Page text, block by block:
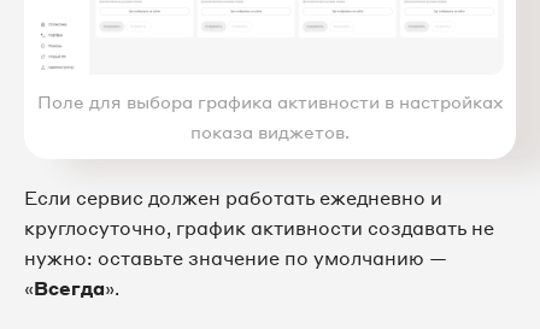
Поле для выбора графика активности в настройках
показа виджетов.
Если сервис должен работать ежедневно и
круглосуточно, график активности создавать не
нужно: оставьте значение по умолчанию —
«Всегда».